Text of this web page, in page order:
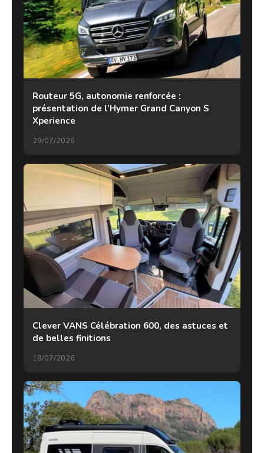
Routeur 5G, autonomie renforcée :
présentation de l’Hymer Grand Canyon S
Xperience
29/07/2026
Clever VANS Célébration 600, des astuces et
de belles finitions
18/07/2026